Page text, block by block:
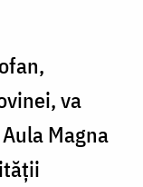
va
Magna